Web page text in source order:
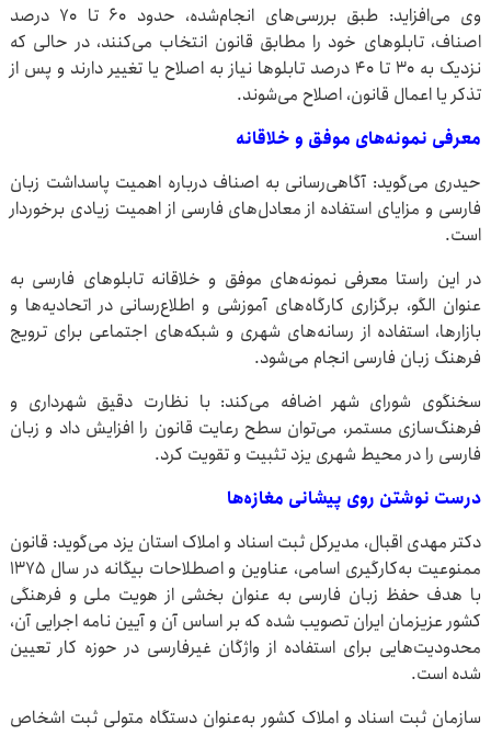
وی می‌افزاید: طبق بررسی‌های انجام‌شده، حدود ۶۰ تا ۷۰ درصد
اصناف، تابلوهای خود را مطابق قانون انتخاب می‌کنند، در حالی که
نزدیک به ۳۰ تا ۴۰ درصد تابلوها نیاز به اصلاح یا تغییر دارند و پس از
تذکر یا اعمال قانون، اصلاح می‌شوند.
معرفی نمونه‌های موفق و خلاقانه
حیدری می‌گوید: آگاهی‌رسانی به اصناف درباره اهمیت پاسداشت زبان
فارسی و مزایای استفاده از معادل‌های فارسی از اهمیت زیادی برخوردار
است.
در این راستا معرفی نمونه‌های موفق و خلاقانه تابلوهای فارسی به
عنوان الگو، برگزاری کارگاه‌های آموزشی و اطلاع‌رسانی در اتحادیه‌ها و
بازارها، استفاده از رسانه‌های شهری و شبکه‌های اجتماعی برای ترویج
فرهنگ زبان فارسی انجام می‌شود.
سخنگوی شورای شهر اضافه می‌کند: با نظارت دقیق شهرداری و
فرهنگ‌سازی مستمر، می‌توان سطح رعایت قانون را افزایش داد و زبان
فارسی را در محیط شهری یزد تثبیت و تقویت کرد.
درست نوشتن روی پیشانی مغازه‌ها
دکتر مهدی اقبال، مدیرکل ثبت اسناد و املاک استان یزد می‌گوید: قانون
ممنوعیت به‌کارگیری اسامی، عناوین و اصطلاحات بیگانه در سال ۱۳۷۵
با هدف حفظ زبان فارسی به عنوان بخشی از هویت ملی و فرهنگی
کشور عزیزمان ایران تصویب شده که بر اساس آن و آیین نامه اجرایی آن،
محدودیت‌هایی برای استفاده از واژگان غیرفارسی در حوزه کار تعیین
شده است.
سازمان ثبت اسناد و املاک کشور به‌عنوان دستگاه متولی ثبت اشخاص